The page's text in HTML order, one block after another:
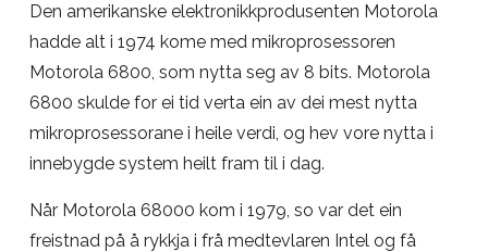
Den amerikanske elektronikkprodusenten Motorola
hadde alt i 1974 kome med mikroprosessoren
Motorola 6800, som nytta seg av 8 bits. Motorola
6800 skulde for ei tid verta ein av dei mest nytta
mikroprosessorane i heile verdi, og hev vore nytta i
innebygde system heilt fram til i dag.
Når Motorola 68000 kom i 1979, so var det ein
freistnad på å rykkja i frå medtevlaren Intel og få